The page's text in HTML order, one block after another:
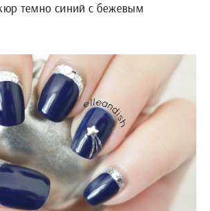
темно синий с бежевым